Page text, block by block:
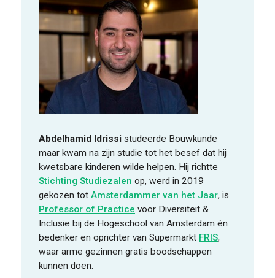
Abdelhamid Idrissi studeerde Bouwkunde
maar kwam na zijn studie tot het besef dat hij
kwetsbare kinderen wilde helpen. Hij richtte
Stichting Studiezalen op, werd in 2019
gekozen tot Amsterdammer van het Jaar, is
Professor of Practice voor Diversiteit &
Inclusie bij de Hogeschool van Amsterdam én
bedenker en oprichter van Supermarkt FRIS,
waar arme gezinnen gratis boodschappen
kunnen doen.